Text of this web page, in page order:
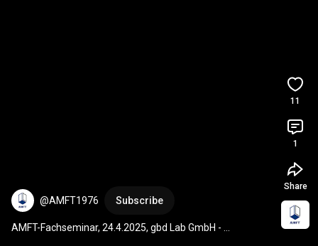
@AMFT1976 Subscribe
AMFT-Fachseminar, 24.4.2025, gbd Lab GmbH -
11
1
Share